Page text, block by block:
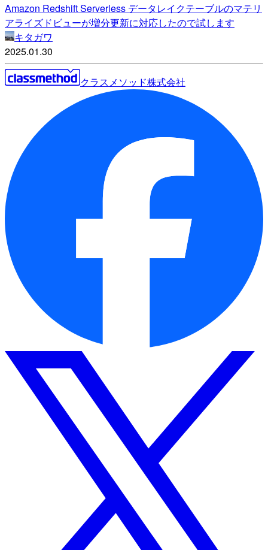
Amazon Redshift Serverless データレイクテーブルのマテリ
アライズドビューが増分更新に対応したので試します
キタガワ
2025.01.30
クラスメソッド株式会社